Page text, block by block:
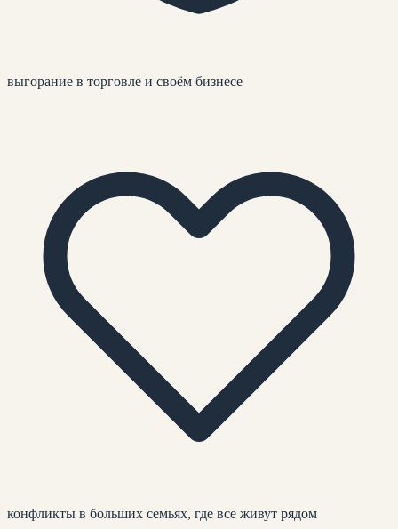
выгорание в торговле и своём бизнесе
конфликты в больших семьях, где все живут рядом